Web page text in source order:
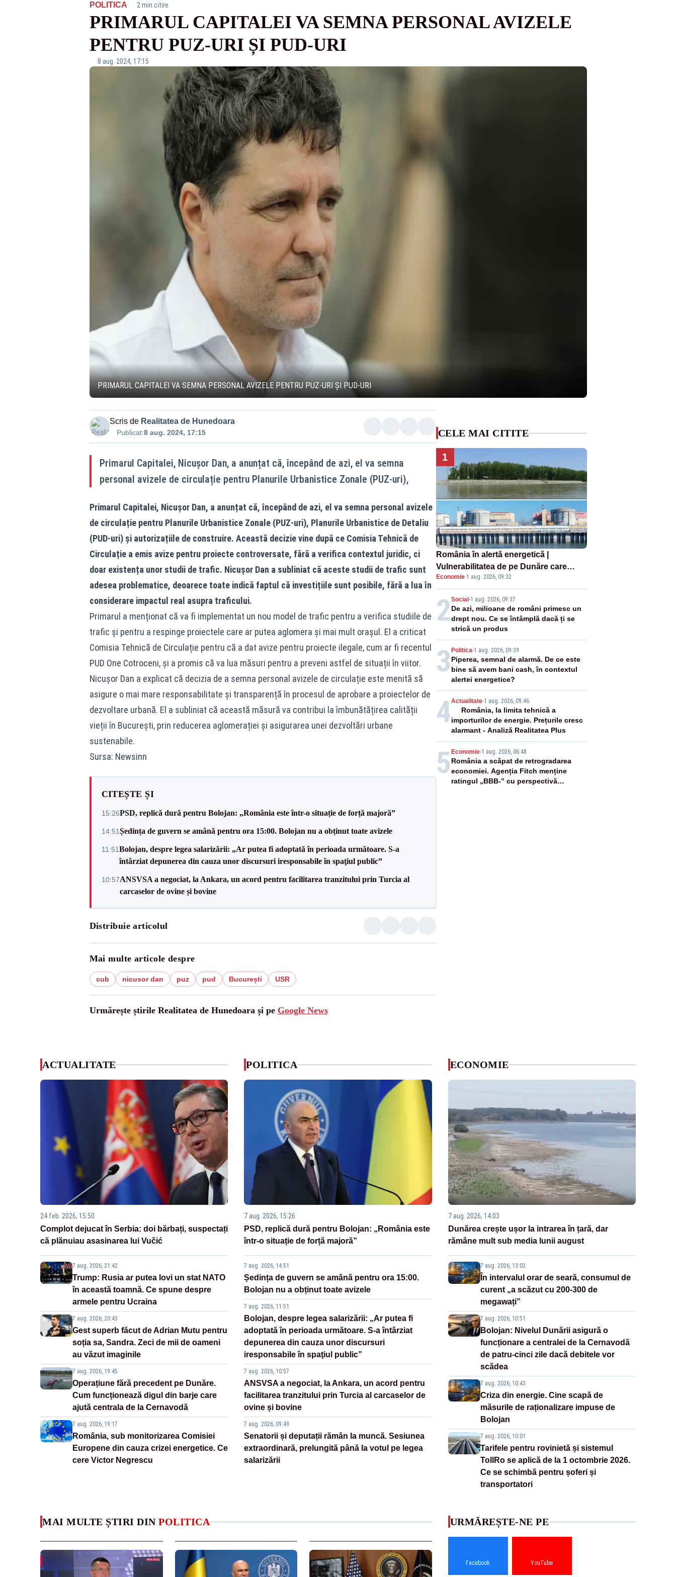
POLITICA· 2 min citire
PRIMARUL CAPITALEI VA SEMNA PERSONAL AVIZELE
PENTRU PUZ-URI ȘI PUD-URI
8 aug. 2024, 17:15
PRIMARUL CAPITALEI VA SEMNA PERSONAL AVIZELE PENTRU PUZ-URI ȘI PUD-URI
Scris de Realitatea de Hunedoara
Publicat:8 aug. 2024, 17:15
Primarul Capitalei, Nicușor Dan, a anunțat că, începând de azi, el va semna
personal avizele de circulație pentru Planurile Urbanistice Zonale (PUZ-uri),
Primarul Capitalei, Nicușor Dan, a anunțat că, începând de azi, el va semna personal avizele
de circulație pentru Planurile Urbanistice Zonale (PUZ-uri), Planurile Urbanistice de Detaliu
(PUD-uri) și autorizațiile de construire. Această decizie vine după ce Comisia Tehnică de
Circulație a emis avize pentru proiecte controversate, fără a verifica contextul juridic, ci
doar existența unor studii de trafic. Nicușor Dan a subliniat că aceste studii de trafic sunt
adesea problematice, deoarece toate indică faptul că investițiile sunt posibile, fără a lua în
considerare impactul real asupra traficului.
Primarul a menționat că va fi implementat un nou model de trafic pentru a verifica studiile de
trafic și pentru a respinge proiectele care ar putea aglomera și mai mult orașul. El a criticat
Comisia Tehnică de Circulație pentru că a dat avize pentru proiecte ilegale, cum ar fi recentul
PUD One Cotroceni, și a promis că va lua măsuri pentru a preveni astfel de situații în viitor.
Nicușor Dan a explicat că decizia de a semna personal avizele de circulație este menită să
asigure o mai mare responsabilitate și transparență în procesul de aprobare a proiectelor de
dezvoltare urbană. El a subliniat că această măsură va contribui la îmbunătățirea calității
vieții în București, prin reducerea aglomerației și asigurarea unei dezvoltări urbane
sustenabile.
Sursa: Newsinn
CITEȘTE ȘI
15:26PSD, replică dură pentru Bolojan: „România este într-o situație de forță majoră”
14:51Ședința de guvern se amână pentru ora 15:00. Bolojan nu a obținut toate avizele
11:51Bolojan, despre legea salarizării: „Ar putea fi adoptată în perioada următoare. S-a
întârziat depunerea din cauza unor discursuri iresponsabile în spaţiul public”
10:57ANSVSA a negociat, la Ankara, un acord pentru facilitarea tranzitului prin Turcia al
carcaselor de ovine și bovine
Distribuie articolul
Mai multe articole despre
cub nicusor dan puz pud București USR
Urmărește știrile Realitatea de Hunedoara și pe Google News
CELE MAI CITITE
1
România în alertă energetică |
Vulnerabilitatea de pe Dunăre care
pune în pericol Centrala Cernavodă era
cunoscută de pe vremea lui Ceaușescu
Economie·1 aug. 2026, 09:32
2Social -1 aug. 2026, 09:37
De azi, milioane de români primesc un
drept nou. Ce se întâmplă dacă ți se
strică un produs
3 Politica-1 aug. 2026, 09:39
Piperea, semnal de alarmă. De ce este
bine să avem bani cash, în contextul
alertei energetice?
4Actualitate-1 aug. 2026, 09:46
România, la limita tehnică a
importurilor de energie. Prețurile cresc
alarmant - Analiză Realitatea Plus
5 Economie-1 aug. 2026, 06:48
România a scăpat de retrogradarea
economiei. Agenția Fitch menține
ratingul „BBB-” cu perspectivă
ACTUALITATE
24 feb. 2026, 15:50
Complot dejucat în Serbia: doi bărbați, suspectați
că plănuiau asasinarea lui Vučić
7 aug. 2026, 21:42
Trump: Rusia ar putea lovi un stat NATO
în această toamnă. Ce spune despre
armele pentru Ucraina
7 aug. 2026, 20:43
Gest superb făcut de Adrian Mutu pentru
soția sa, Sandra. Zeci de mii de oameni
au văzut imaginile
7 aug. 2026, 19:45
Operațiune fără precedent pe Dunăre.
Cum funcționează digul din barje care
ajută centrala de la Cernavodă
7 aug. 2026, 19:17
România, sub monitorizarea Comisiei
Europene din cauza crizei energetice. Ce
cere Victor Negrescu
POLITICA
7 aug. 2026, 15:26
PSD, replică dură pentru Bolojan: „România este
într-o situație de forță majoră”
7 aug. 2026, 14:51
Ședința de guvern se amână pentru ora 15:00.
Bolojan nu a obținut toate avizele
7 aug. 2026, 11:51
Bolojan, despre legea salarizării: „Ar putea fi
adoptată în perioada următoare. S-a întârziat
depunerea din cauza unor discursuri
iresponsabile în spaţiul public”
7 aug. 2026, 10:57
ANSVSA a negociat, la Ankara, un acord pentru
facilitarea tranzitului prin Turcia al carcaselor de
ovine și bovine
7 aug. 2026, 09:49
Senatorii și deputații rămân la muncă. Sesiunea
extraordinară, prelungită până la votul pe legea
salarizării
ECONOMIE
7 aug. 2026, 14:03
Dunărea crește ușor la intrarea în țară, dar
rămâne mult sub media lunii august
7 aug. 2026, 13:02
În intervalul orar de seară, consumul de
curent „a scăzut cu 200-300 de
megawați”
7 aug. 2026, 10:51
Bolojan: Nivelul Dunării asigură o
funcționare a centralei de la Cernavodă
de patru-cinci zile dacă debitele vor
scădea
7 aug. 2026, 10:43
Criza din energie. Cine scapă de
măsurile de raționalizare impuse de
Bolojan
7 aug. 2026, 10:01
Tarifele pentru rovinietă și sistemul
TollRo se aplică de la 1 octombrie 2026.
Ce se schimbă pentru șoferi și
transportatori
MAI MULTE ȘTIRI DIN POLITICA URMĂREȘTE-NE PE
Facebook YouTube